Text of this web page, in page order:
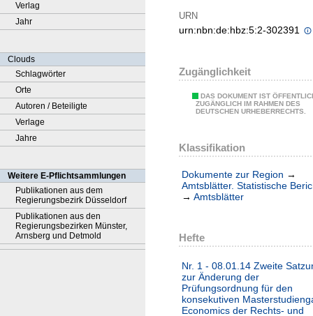
Verlag
Jahr
Clouds
Schlagwörter
Orte
Autoren / Beteiligte
Verlage
Jahre
Weitere E-Pflichtsammlungen
Publikationen aus dem
Regierungsbezirk Düsseldorf
Publikationen aus den
Regierungsbezirken Münster,
Arnsberg und Detmold
URN
urn:nbn:de:hbz:5:2-302391
Zugänglichkeit
DAS DOKUMENT IST
ZUGÄNGLICH IM RAHMEN DES
DEUTSCHEN URHEBERRECHTS.
Klassifikation
Dokumente zur Region →
Amtsblätter. Statistische
→ Amtsblätter
Hefte
Nr. 1 - 08.01.14 Zweite
zur Änderung der
Prüfungsordnung für den
konsekutiven
Economics der Rechts- und